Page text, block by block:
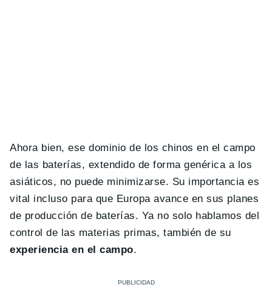
Ahora bien, ese dominio de los chinos en el campo
de las baterías, extendido de forma genérica a los
asiáticos, no puede minimizarse. Su importancia es
vital incluso para que Europa avance en sus planes
de producción de baterías. Ya no solo hablamos del
control de las materias primas, también de su
experiencia en el campo.